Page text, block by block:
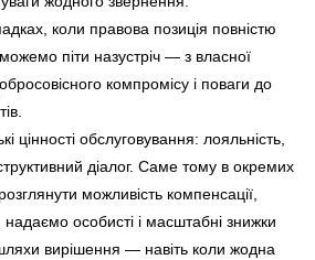
коли правова позиція повністю
піти назустріч — з власної
компромісу і поваги до
цінності обслуговування: лояльність,
діалог. Саме тому в окремих
можливість компенсації,
особисті і масштабні знижки
вирішення — навіть коли жодна